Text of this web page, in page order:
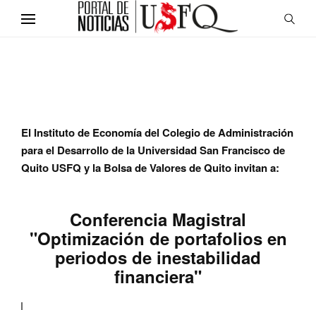
El Instituto de Economía del Colegio de Administración
para el Desarrollo de la Universidad San Francisco de
Quito USFQ y la Bolsa de Valores de Quito invitan a:
Conferencia Magistral
"Optimización de portafolios en
periodos de inestabilidad
financiera"